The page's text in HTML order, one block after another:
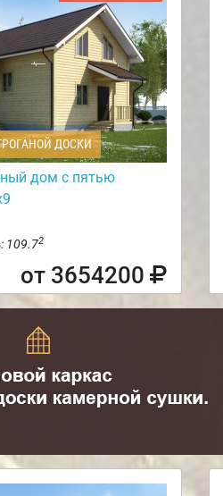
ДОСКИ
дом с пятью
109.72
от 3654200